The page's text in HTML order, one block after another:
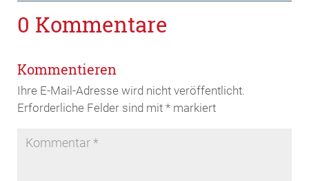
0 Kommentare
Kommentieren
Ihre E-Mail-Adresse wird nicht veröffentlicht.
Erforderliche Felder sind mit *markiert